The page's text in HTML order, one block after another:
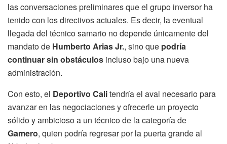
las conversaciones preliminares que el grupo inversor ha
tenido con los directivos actuales. Es decir, la eventual
llegada del técnico samario no depende únicamente del
mandato de Humberto Arias Jr., sino que podría
continuar sin obstáculos incluso bajo una nueva
administración.
Con esto, el Deportivo Calitendría el aval necesario para
avanzar en las negociaciones y ofrecerle un proyecto
sólido y ambicioso a un técnico de la categoría de
Gamero, quien podría regresar por la puerta grande al